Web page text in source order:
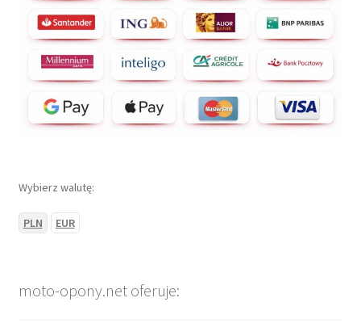
Wybierz walutę:
PLN EUR
moto-opony.net oferuje: